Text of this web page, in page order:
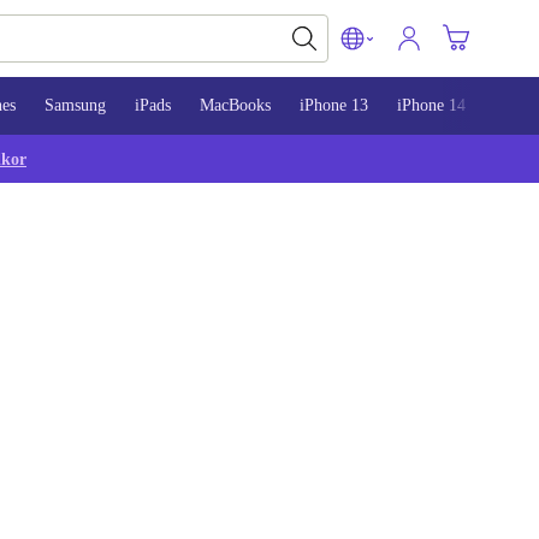
Samsung iPads MacBooks iPhone 13 iPhone 14